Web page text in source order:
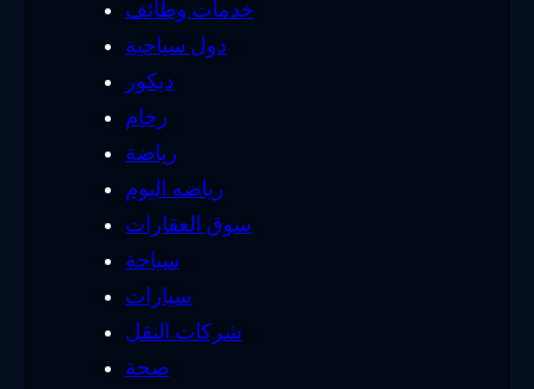
خدمات وظائف
دول سياحية
ديكور
رخام
رياضة
رياضه اليوم
سوق العقارات
سياحة
سيارات
شركات النقل
صحة